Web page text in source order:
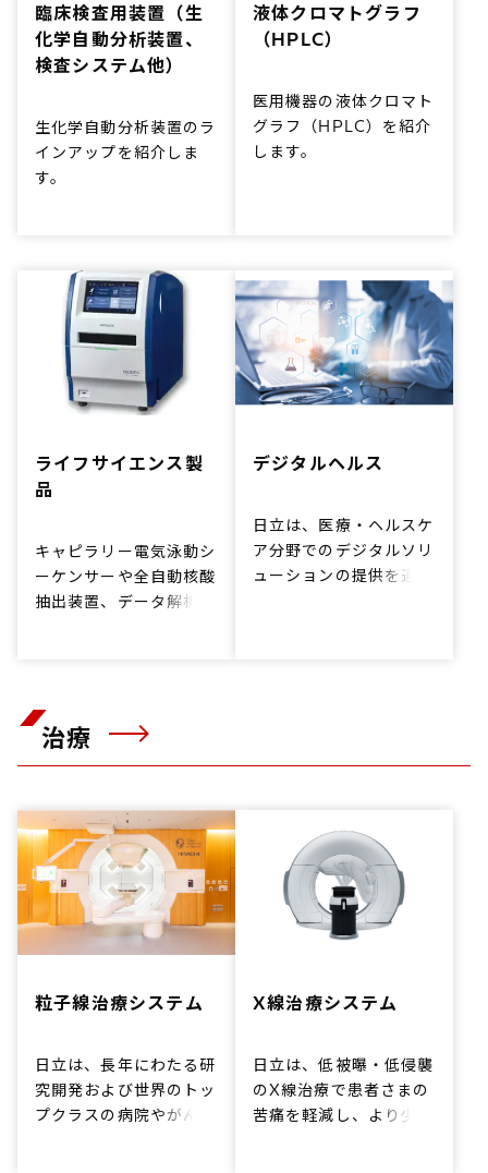
臨床検査用装置（生
化学自動分析装置、
検査システム他）
生化学自動分析装置のラ
インアップを紹介しま
す。
液体クロマトグラフ
（HPLC）
医用機器の液体クロマト
グラフ（HPLC）を紹介
します。
ライフサイエンス製
品
キャピラリー電気泳動シ
ーケンサーや全自動核酸
抽出装置、データ解析ソ
デジタルヘルス
日立は、医療・ヘルスケ
ア分野でのデジタルソリ
ューションの提供を通
治療
粒子線治療システム
日立は、長年にわたる研
究開発および世界のトッ
プクラスの病院やがんセ
X線治療システム
日立は、低被曝・低侵襲
のX線治療で患者さまの
苦痛を軽減し、より少な